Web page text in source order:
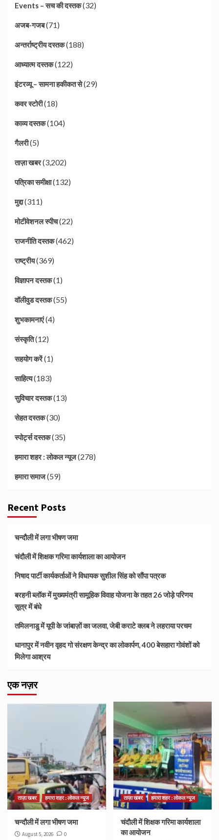
Events – सच की दस्तक(32)
अजब-गजब(71)
अन्तर्राष्ट्रीय दस्तक(188)
आध्यात्म दस्तक(122)
इंटरव्यू – सामना हकीकत से(29)
कवर स्टोरी(18)
काव्य दस्तक(104)
गैलरी(5)
ताज़ा खबर(3,202)
पत्रिका समीक्षा(132)
मुद्दा(311)
मोटीवेशनल स्पीच(22)
राजनीति दस्तक(462)
राष्ट्रीय(369)
विज्ञापन दस्तक(1)
वॉलीवुड दस्तक(55)
शुभकामनाएं(4)
संस्कृति(12)
सहयोग करें(1)
साहित्य(183)
सुविचार दस्तक(13)
सेहत दस्तक(30)
स्पोर्ट्स दस्तक(35)
हमारा शहर : लोकल न्यूज(278)
हमारा समाज(59)
Recent Posts
चन्दौली में लगा भीषण जमा
चंदौली में शिक्षक गरिमा कार्यशाला का आयोजन
निषाद पार्टी कार्यकर्ताओं ने विधायक सुशील सिंह को सौंपा पत्रक
बरहनी ब्लॉक में मुख्यमंत्री सामूहिक विवाह योजना के तहत 26 जोड़े परिणय
सूत्र में बंधे
तमिलनाडु में यूपी के जांबाज़ों का जलवा, जेबी कराटे क्लब ने लहराया परचम
धानापुर में नवीन वृहद गो संरक्षण केन्द्र का लोकार्पण, 400 बेसहारा गोवंशों को
मिलेगा आश्रय
एक नज़र
ताज़ा खबर हमारा शहर : लोकल न्यूज
चन्दौली में लगा भीषण जमा
August 5, 2026 0
ताज़ा खबर हमारा शहर : लोकल न्यूज
चंदौली में शिक्षक गरिमा कार्यशाला
का आयोजन